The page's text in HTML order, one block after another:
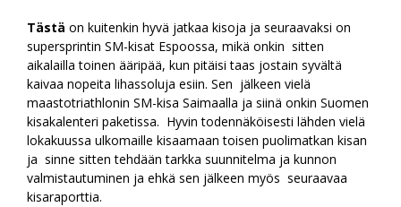
Tästä on kuitenkin hyvä jatkaa kisoja ja seuraavaksi on
supersprintin SM-kisat Espoossa, mikä onkin sitten
aikalailla toinen ääripää, kun pitäisi taas jostain syvältä
kaivaa nopeita lihassoluja esiin. Sen jälkeen vielä
maastotriathlonin SM-kisa Saimaalla ja siinä onkin Suomen
kisakalenteri paketissa. Hyvin todennäköisesti lähden vielä
lokakuussa ulkomaille kisaamaan toisen puolimatkan kisan
ja sinne sitten tehdään tarkka suunnitelma ja kunnon
valmistautuminen ja ehkä sen jälkeen myös seuraavaa
kisaraporttia.